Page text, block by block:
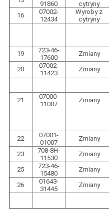
91860
cytryny
16
07002-
12434
Wyroby z
cytryny
19
723-46-
17600
Zmiany
20
07002-
11423
Zmiany
21
07000-
11007
Zmiany
22
07001-
01007
Zmiany
23
708-8H-
11530
Zmiany
25
723-46-
15480
Zmiany
26
01643-
31445
Zmiany